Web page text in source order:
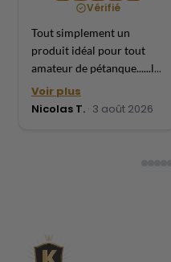
Vérifié
Tout simplement un
produit idéal pour tout
amateur de pétanque......le
" fanny" est top et le rendu
excellent. Je ne peux que le
Voir plus
Nicolas T. · 3 août 2026